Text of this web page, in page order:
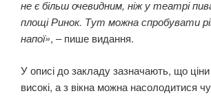
не є більш очевидним, ніж у театрі
площі Ринок. Тут можна спробувати
напої», – пише видання.
У описі до закладу зазначають, що
високі, а з вікна можна насолодитися